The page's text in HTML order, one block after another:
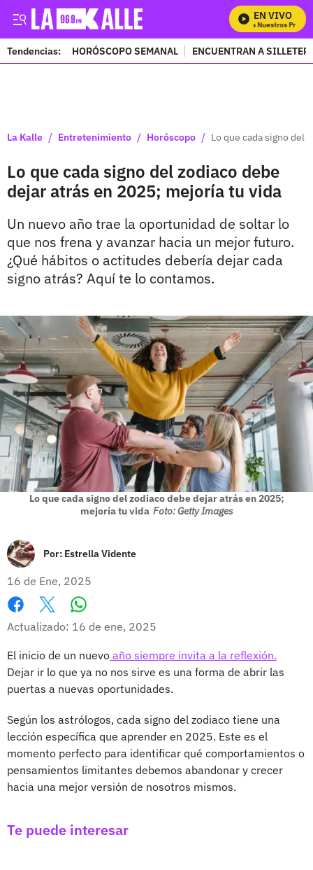
EN VIVO
Mira Todos Nuestros
Tendencias: HORÓSCOPO SEMANAL ENCUENTRAN A
La Kalle / Entretenimiento / Horóscopo / Lo que cada signo del
Lo que cada signo del zodiaco debe
dejar atrás en 2025; mejoría tu vida
Un nuevo año trae la oportunidad de soltar lo
que nos frena y avanzar hacia un mejor futuro.
¿Qué hábitos o actitudes debería dejar cada
signo atrás? Aquí te lo contamos.
Lo que cada signo del zodiaco debe dejar atrás en 2025;
mejoría tu vida Foto: Getty Images
Por: Estrella Vidente
16 de Ene, 2025
Facebook
X
Actualizado: 16 de ene, 2025
El inicio de un nuevo año siempre invita a la reflexión.
Dejar ir lo que ya no nos sirve es una forma de abrir las
puertas a nuevas oportunidades.
Según los astrólogos, cada signo del zodiaco tiene una
lección específica que aprender en 2025. Este es el
momento perfecto para identificar qué comportamientos o
pensamientos limitantes debemos abandonar y crecer
hacia una mejor versión de nosotros mismos.
Te puede interesar